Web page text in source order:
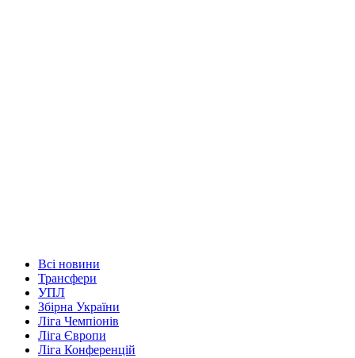
Всі новини
Трансфери
УПЛ
Збірна України
Ліга Чемпіонів
Ліга Європи
Ліга Конференцій